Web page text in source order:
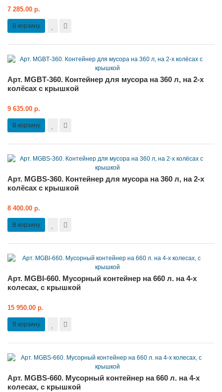
7 285.00 р.
В корзину
Арт. MGBТ-360. Контейнер для мусора на 360 л, на 2-х
колёсах с крышкой
9 635.00 р.
В корзину
Арт. MGBS-360. Контейнер для мусора на 360 л, на 2-х
колёсах с крышкой
8 400.00 р.
В корзину
Арт. MGBI-660. Мусорный контейнер на 660 л. на 4-х
колесах, с крышкой
15 950.00 р.
В корзину
Арт. MGBS-660. Мусорный контейнер на 660 л. на 4-х
колесах, с крышкой